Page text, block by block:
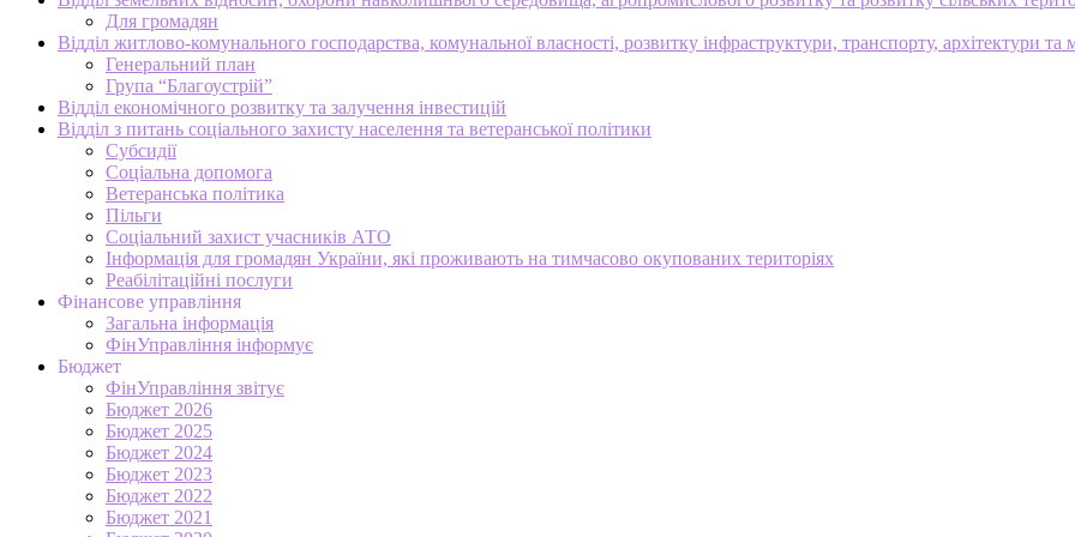
Для громадян
Відділ житлово-комунального господарства, комунальної власності, розвитку інфраструктури, транспорту, архітектури та
Генеральний план
Група “Благоустрій”
Відділ економічного розвитку та залучення інвестицій
Відділ з питань соціального захисту населення та ветеранської політики
Субсидії
Соціальна допомога
Ветеранська політика
Пільги
Соціальний захист учасників АТО
Інформація для громадян України, які проживають на тимчасово окупованих територіях
Реабілітаційні послуги
Фінансове управління
Загальна інформація
ФінУправління інформує
Бюджет
ФінУправління звітує
Бюджет 2026
Бюджет 2025
Бюджет 2024
Бюджет 2023
Бюджет 2022
Бюджет 2021